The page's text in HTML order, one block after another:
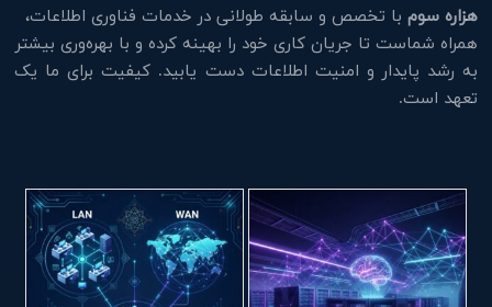
هزاره سوم با تخصص و سابقه طولانی در خدمات فناوری اطلاعات،
همراه شماست تا جریان کاری خود را بهینه کرده و با بهره‌وری بیشتر
به رشد پایدار و امنیت اطلاعات دست یابید. کیفیت برای ما یک
تعهد است.